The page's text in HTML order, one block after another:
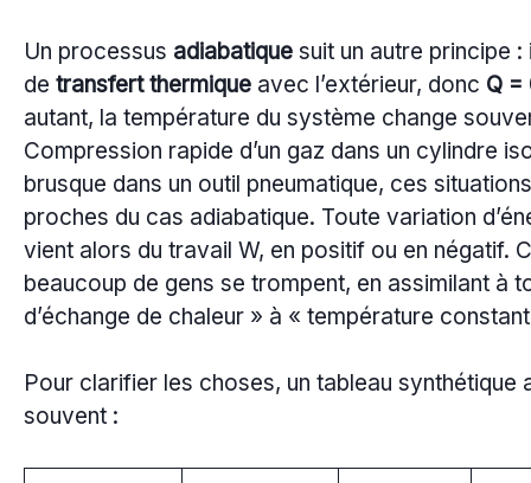
Un processus adiabatique suit un autre principe :
de transfert thermique avec l’extérieur, donc Q =
autant, la température du système change
Compression rapide d’un gaz dans un cylindre
brusque dans un outil pneumatique, ces
proches du cas adiabatique. Toute variation
vient alors du travail W, en positif ou en négatif.
beaucoup de gens se trompent, en assimilant à
d’échange de chaleur » à « température
Pour clarifier les choses, un tableau synthétique
souvent :